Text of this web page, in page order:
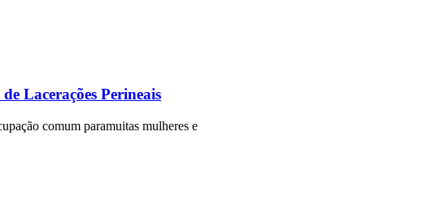
Lacerações Perineais
comum paramuitas mulheres e